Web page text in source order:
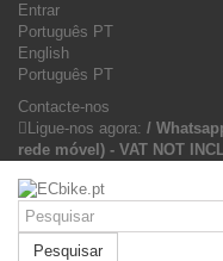
Entrar
Português PT
English
Português PT
Contacte-nos
Ligue-nos agora: /
rede móvel) - VAT NOT
Pesquisar